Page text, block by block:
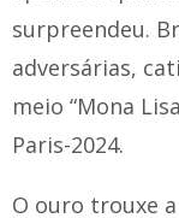
surpreendeu.
adversárias,
meio “Mona
Paris-2024.
O ouro trouxe